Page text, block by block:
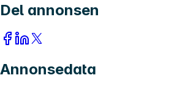
Del annonsen
Annonsedata